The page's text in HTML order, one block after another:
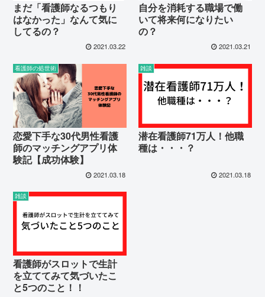
まだ「看護師なるつもり
はなかった」なんて気に
してるの？
2021.03.22
自分を消耗する職場で働
いて将来何になりたい
の？
2021.03.21
看護師の処世術
恋愛下手な30代男性看護
師のマッチングアプリ体
験記【成功体験】
2021.03.18
雑談
潜在看護師71万人！他職
種は・・・？
2021.03.18
雑談
看護師がスロットで生計
を立ててみて気づいたこ
と5つのこと！！